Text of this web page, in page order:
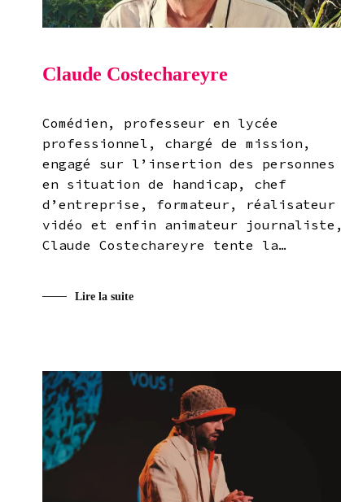
Claude Costechareyre
Comédien, professeur en lycée
professionnel, chargé de mission,
engagé sur l’insertion des personnes
en situation de handicap, chef
d’entreprise, formateur, réalisateur
vidéo et enfin animateur journaliste,
Claude Costechareyre tente la…
Lire la suite